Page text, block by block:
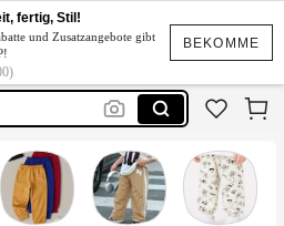
BEKOMME
fertig, Stil!
und Zusatzangebote gibt